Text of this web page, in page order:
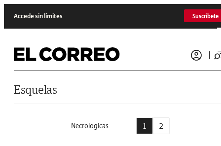
Accede sin límites Suscríbete
Esquelas
Necrologicas 1 2